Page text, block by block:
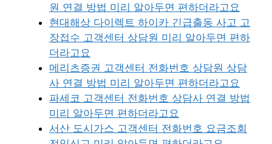
원 연결 방법 미리 알아두면 편하더라고요
현대해상 다이렉트 하이카 긴급출동 사고 고
장접수 고객센터 상담원 미리 알아두면 편하
더라고요
메리츠증권 고객센터 전화번호 상담원 상담
사 연결 방법 미리 알아두면 편하더라고요
파세코 고객센터 전화번호 상담사 연결 방법
미리 알아두면 편하더라고요
서산 도시가스 고객센터 전화번호 요금조회